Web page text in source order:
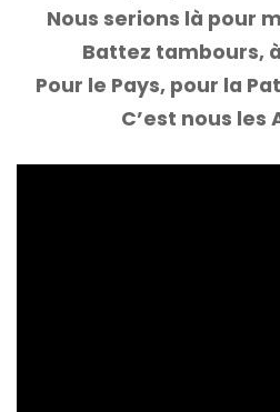
Nous serions là pour
Battez tambours,
Pour le Pays, pour la
C’est nous les